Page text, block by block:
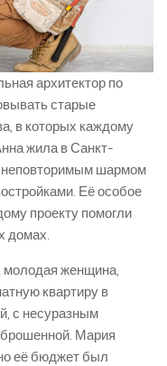
архитектор по
старые
в которых каждому
жила в Санкт-
неповторимым шармом
Её особое
проекту помогли
домах.
женщина,
квартиру в
с несуразным
Мария
её бюджет был